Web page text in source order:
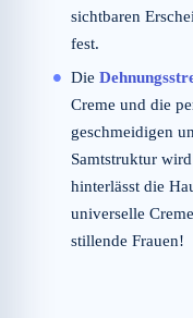
sichtbaren
fest.
Die
Creme und die
geschmeidigen
Samtstruktur
hinterlässt die
universelle
stillende Frauen!